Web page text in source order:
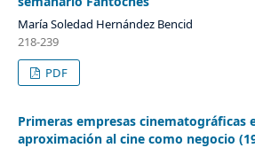
María Soledad Hernández Bencid
218-239
PDF
Primeras empresas cinematográficas
aproximación al cine como negocio